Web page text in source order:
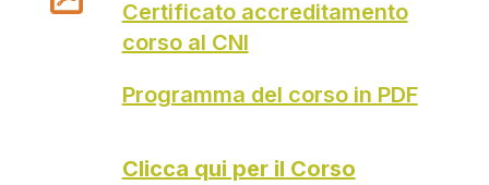
Certificato accreditamento
corso al CNI
Programma del corso in PDF
Clicca qui per il Corso